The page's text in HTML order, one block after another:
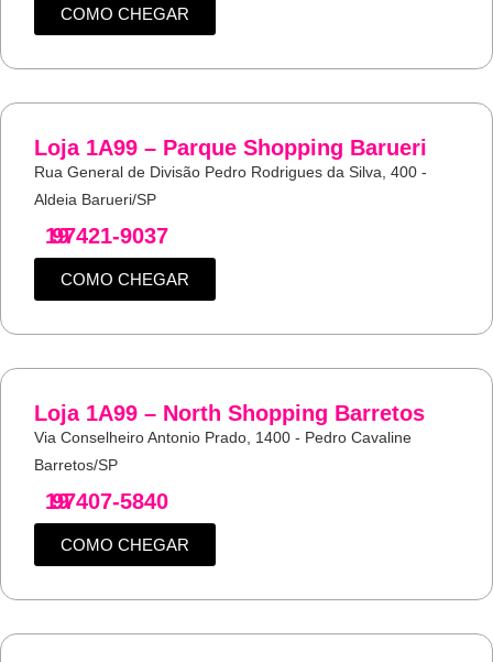
COMO CHEGAR
Loja 1A99 – Parque Shopping Barueri
Rua General de Divisão Pedro Rodrigues da Silva, 400 -
Aldeia Barueri/SP
19
97421-9037
COMO CHEGAR
Loja 1A99 – North Shopping Barretos
Via Conselheiro Antonio Prado, 1400 - Pedro Cavaline
Barretos/SP
19
97407-5840
COMO CHEGAR